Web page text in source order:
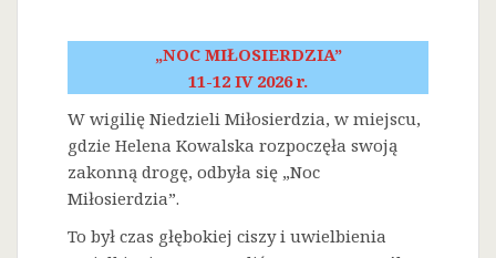
„NOC MIŁOSIERDZIA”
11-12 IV 2026 r.
W wigilię Niedzieli Miłosierdzia, w miejscu,
gdzie Helena Kowalska rozpoczęła swoją
zakonną drogę, odbyła się „Noc
Miłosierdzia”.
To był czas głębokiej ciszy i uwielbienia